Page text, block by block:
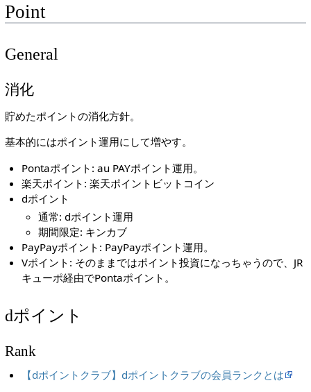
Point
General
消化
貯めたポイントの消化方針。
基本的にはポイント運用にして増やす。
Pontaポイント: au PAYポイント運用。
楽天ポイント: 楽天ポイントビットコイン
dポイント
通常: dポイント運用
期間限定: キンカブ
PayPayポイント: PayPayポイント運用。
Vポイント: そのままではポイント投資になっちゃうので、JR
キューポ経由でPontaポイント。
dポイント
Rank
【dポイントクラブ】dポイントクラブの会員ランクとは